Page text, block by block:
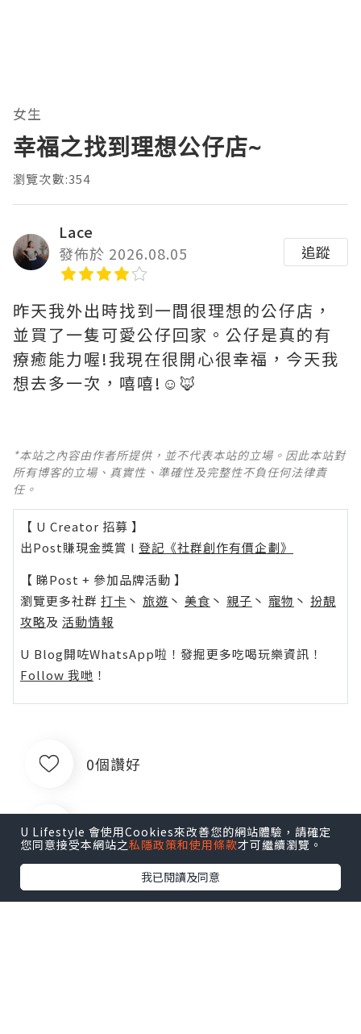
女生
幸福之找到理想公仔店~
瀏覽次數:354
Lace
發佈於 2026.08.05
追蹤
昨天我外出時找到一間很理想的公仔店，
並買了一隻可愛公仔回家。公仔是真的有
療癒能力喔!我現在很開心很幸福，今天我
想去多一次，嘻嘻!☺️🦊
*本站之內容由作者所提供，並不代表本站的立場。因此本站對
所有博客的立場、真實性、準確性及完整性不負任何法律責
任。
【 U Creator 招募 】
出Post賺現金獎賞 l 登記《社群創作有價企劃》
【 睇Post + 參加品牌活動 】
瀏覽更多社群 打卡 丶 旅遊 丶 美食 丶 親子 丶 寵物 丶 扮靚
攻略及 活動情報
U Blog開咗WhatsApp啦！發掘更多吃喝玩樂資訊！
Follow 我哋 ！
0個讚好
收藏
U Lifestyle 會使用Cookies來改善您的網站體驗，請確定
您同意接受本網站之私隱政策和使用條款才可繼續瀏覽。
我已閱讀及同意